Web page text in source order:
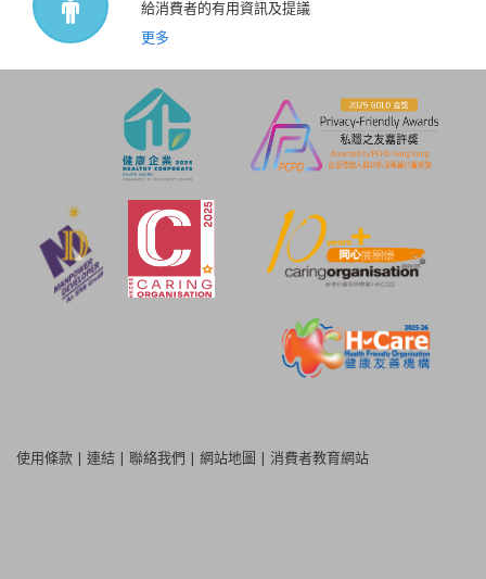
給消費者的有用資訊及提議
更多
使用條款 | 連結 | 聯絡我們 | 網站地圖 | 消費者教育網站